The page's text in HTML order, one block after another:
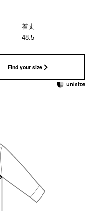
着丈
48.5
Find your size